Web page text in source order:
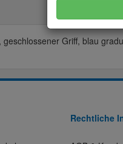
Griff, blau
Rechtliche